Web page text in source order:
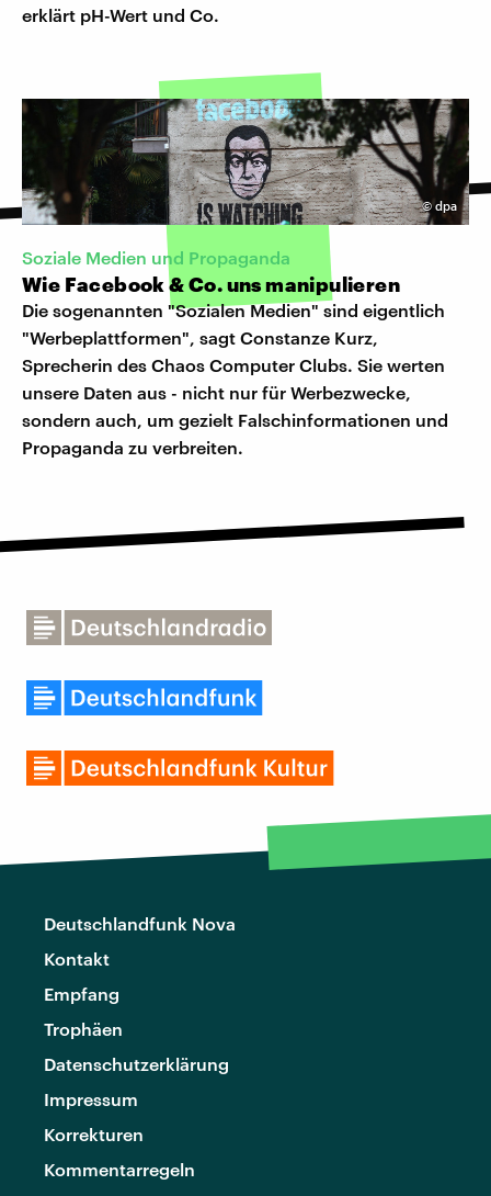
erklärt pH-Wert und Co.
©dpa
Soziale Medien und Propaganda
Wie Facebook & Co. uns manipulieren
Die sogenannten "Sozialen Medien" sind eigentlich
"Werbeplattformen", sagt Constanze Kurz,
Sprecherin des Chaos Computer Clubs. Sie werten
unsere Daten aus - nicht nur für Werbezwecke,
sondern auch, um gezielt Falschinformationen und
Propaganda zu verbreiten.
Deutschlandfunk Nova
Kontakt
Empfang
Trophäen
Datenschutzerklärung
Impressum
Korrekturen
Kommentarregeln